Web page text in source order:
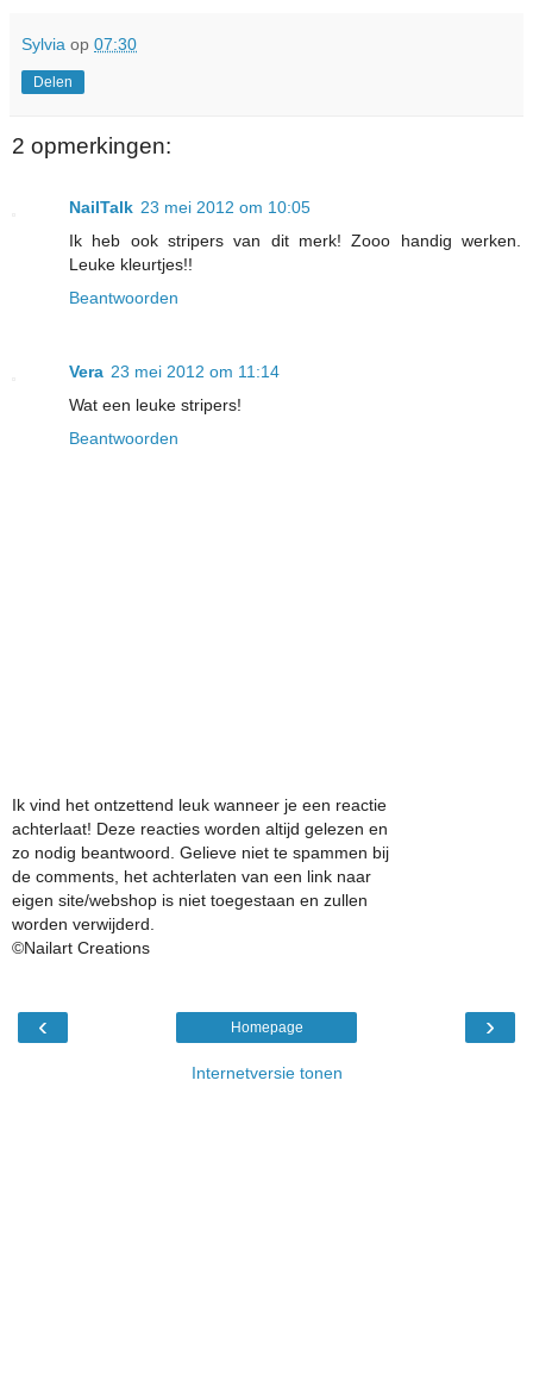
Sylvia op 07:30
Delen
2 opmerkingen:
NailTalk 23 mei 2012 om 10:05
Ik heb ook stripers van dit merk! Zooo handig werken.
Leuke kleurtjes!!
Beantwoorden
Vera 23 mei 2012 om 11:14
Wat een leuke stripers!
Beantwoorden
Ik vind het ontzettend leuk wanneer je een reactie
achterlaat! Deze reacties worden altijd gelezen en
zo nodig beantwoord. Gelieve niet te spammen bij
de comments, het achterlaten van een link naar
eigen site/webshop is niet toegestaan en zullen
worden verwijderd.
©Nailart Creations
‹ ›
Homepage
Internetversie tonen